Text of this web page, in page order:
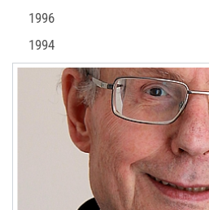
1996
1994